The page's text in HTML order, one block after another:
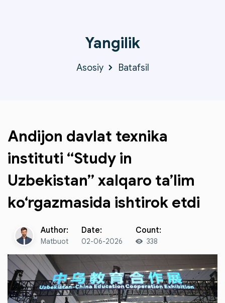
Yangilik
Asosiy Batafsil
Andijon davlat texnika
instituti “Study in
Uzbekistan” xalqaro ta’lim
ko‘rgazmasida ishtirok etdi
Author:
Matbuot
Date:
02-06-2026
Count:
338